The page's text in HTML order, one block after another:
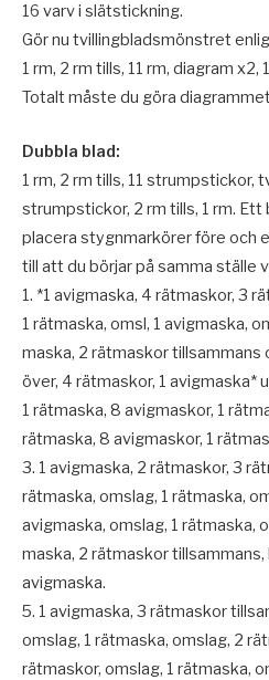
16 varv i slätstickning.
Gör nu tvillingbladsmönstret
1 rm, 2 rm tills, 11 rm, diagram x2,
Totalt måste du göra
Dubbla blad:
1 rm, 2 rm tills, 11 strumpstickor,
strumpstickor, 2 rm tills, 1 rm.
placera stygnmarkörer före och
till att du börjar på samma ställe
1. *1 avigmaska, 4 rätmaskor, 3
1 rätmaska, omsl, 1 avigmaska,
maska, 2 rätmaskor tillsammans
över, 4 rätmaskor, 1 avigmaska*
1 rätmaska, 8 avigmaskor, 1
rätmaska, 8 avigmaskor, 1
3. 1 avigmaska, 2 rätmaskor, 3
rätmaska, omslag, 1 rätmaska,
avigmaska, omslag, 1 rätmaska,
maska, 2 rätmaskor tillsammans,
avigmaska.
5. 1 avigmaska, 3 rätmaskor
omslag, 1 rätmaska, omslag, 2
rätmaskor, omslag, 1 rätmaska,